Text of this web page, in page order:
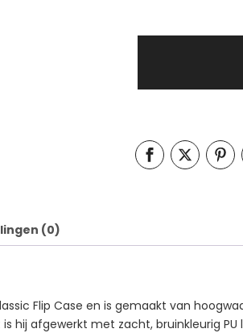
(0)
Flip Case en is gemaakt van
hij afgewerkt met zacht, bruinkleurig